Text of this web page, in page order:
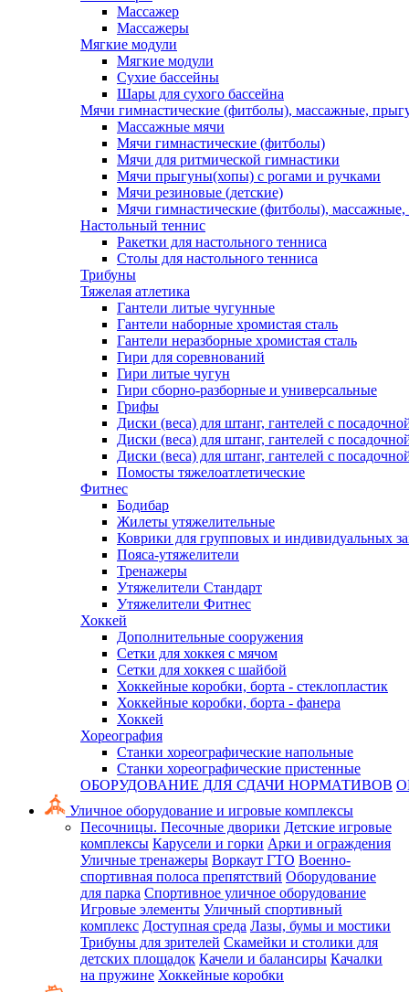
Массажер
Массажеры
Мягкие модули
Мягкие модули
Сухие бассейны
Шары для сухого бассейна
Мячи гимнастические (фитболы), массажные,
Массажные мячи
Мячи гимнастические (фитболы)
Мячи для ритмической гимнастики
Мячи прыгуны(хопы) с рогами и ручками
Мячи резиновые (детские)
Мячи гимнастические (фитболы),
Настольный теннис
Ракетки для настольного тенниса
Столы для настольного тенниса
Трибуны
Тяжелая атлетика
Гантели литые чугунные
Гантели наборные хромистая сталь
Гантели неразборные хромистая сталь
Гири для соревнований
Гири литые чугун
Гири сборно-разборные и универсальные
Грифы
Диски (веса) для штанг, гантелей с
Диски (веса) для штанг, гантелей с
Диски (веса) для штанг, гантелей с
Помосты тяжелоатлетические
Фитнес
Бодибар
Жилеты утяжелительные
Коврики для групповых и индивидуальных
Пояса-утяжелители
Тренажеры
Утяжелители Стандарт
Утяжелители Фитнес
Хоккей
Дополнительные сооружения
Сетки для хоккея с мячом
Сетки для хоккея с шайбой
Хоккейные коробки, борта - стеклопластик
Хоккейные коробки, борта - фанера
Хоккей
Хореография
Станки хореографические напольные
Станки хореографические пристенные
ОБОРУДОВАНИЕ ДЛЯ СДАЧИ НОРМАТИВОВ
Уличное оборудование и игровые комплексы
Песочницы. Песочные дворики Детские игровые
комплексы Карусели и горки Арки и ограждения
Уличные тренажеры Воркаут ГТО Военно-
спортивная полоса препятствий Оборудование
для парка Спортивное уличное оборудование
Игровые элементы Уличный спортивный
комплекс Доступная среда Лазы, бумы и мостики
Трибуны для зрителей Скамейки и столики для
детских площадок Качели и балансиры Качалки
на пружине Хоккейные коробки